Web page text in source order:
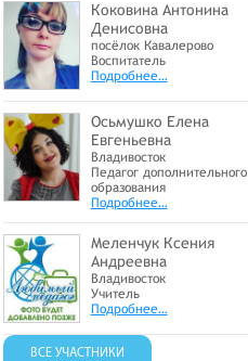
Коковина Антонина
Денисовна
посёлок Кавалерово
Воспитатель
Подробнее…
Осьмушко Елена
Евгеньевна
Владивосток
Педагог дополнительного
образования
Подробнее…
Меленчук Ксения
Андреевна
Владивосток
Учитель
Подробнее…
ВСЕ УЧАСТНИКИ